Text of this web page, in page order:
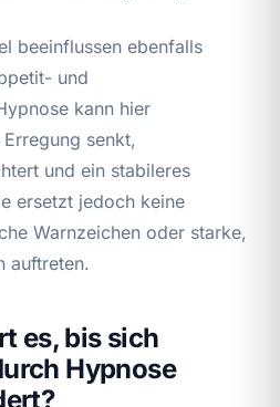
beeinflussen ebenfalls
und
kann hier
senkt,
und ein stabileres
ersetzt jedoch keine
Warnzeichen oder starke,
auftreten.
es, bis sich
Hypnose